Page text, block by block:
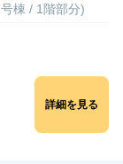
棟 / 1階部分)
詳細を見る